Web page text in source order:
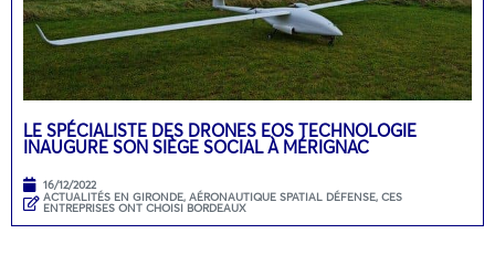
LE SPÉCIALISTE DES DRONES EOS TECHNOLOGIE
INAUGURE SON SIÈGE SOCIAL À MÉRIGNAC
16/12/2022
ACTUALITÉS EN GIRONDE, AÉRONAUTIQUE SPATIAL DÉFENSE, CES
ENTREPRISES ONT CHOISI BORDEAUX